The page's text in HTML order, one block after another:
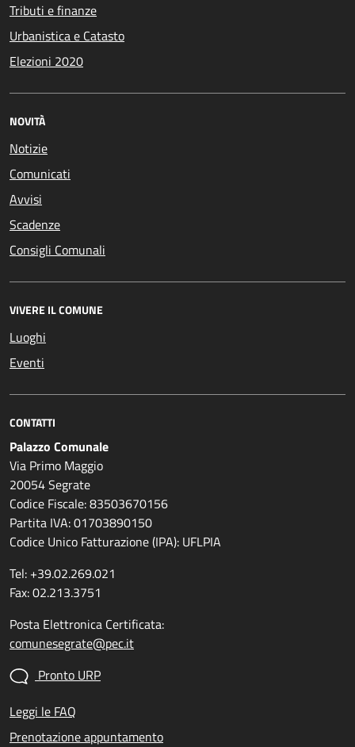
Tributi e finanze
Urbanistica e Catasto
Elezioni 2020
NOVITÀ
Notizie
Comunicati
Avvisi
Scadenze
Consigli Comunali
VIVERE IL COMUNE
Luoghi
Eventi
CONTATTI
Palazzo Comunale
Via Primo Maggio
20054 Segrate
Codice Fiscale: 83503670156
Partita IVA: 01703890150
Codice Unico Fatturazione (IPA): UFLPIA
Tel: +39.02.269.021
Fax: 02.213.3751
Posta Elettronica Certificata:
comunesegrate@pec.it
Pronto URP
Leggi le FAQ
Prenotazione appuntamento